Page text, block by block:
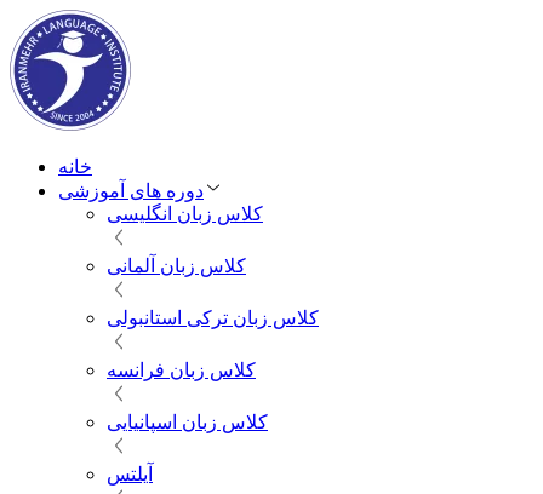
خانه
دوره های آموزشی
کلاس زبان انگلیسی
کلاس زبان آلمانی
کلاس زبان ترکی استانبولی
کلاس زبان فرانسه
کلاس زبان اسپانیایی
آیلتس